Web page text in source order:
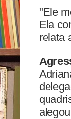
"Ele
Ela
relata